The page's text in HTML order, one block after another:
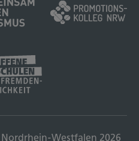
Westfalen 2026